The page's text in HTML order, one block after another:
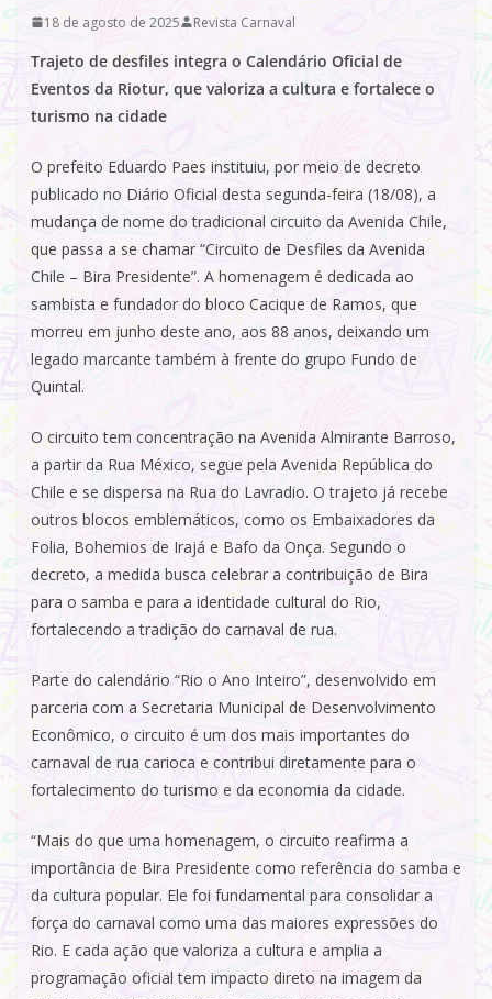
18 de agosto de 2025 Revista Carnaval
Trajeto de desfiles integra o Calendário Oficial de
Eventos da Riotur, que valoriza a cultura e fortalece o
turismo na cidade
O prefeito Eduardo Paes instituiu, por meio de decreto
publicado no Diário Oficial desta segunda-feira (18/08), a
mudança de nome do tradicional circuito da Avenida Chile,
que passa a se chamar “Circuito de Desfiles da Avenida
Chile – Bira Presidente”. A homenagem é dedicada ao
sambista e fundador do bloco Cacique de Ramos, que
morreu em junho deste ano, aos 88 anos, deixando um
legado marcante também à frente do grupo Fundo de
Quintal.
O circuito tem concentração na Avenida Almirante Barroso,
a partir da Rua México, segue pela Avenida República do
Chile e se dispersa na Rua do Lavradio. O trajeto já recebe
outros blocos emblemáticos, como os Embaixadores da
Folia, Bohemios de Irajá e Bafo da Onça. Segundo o
decreto, a medida busca celebrar a contribuição de Bira
para o samba e para a identidade cultural do Rio,
fortalecendo a tradição do carnaval de rua.
Parte do calendário “Rio o Ano Inteiro”, desenvolvido em
parceria com a Secretaria Municipal de Desenvolvimento
Econômico, o circuito é um dos mais importantes do
carnaval de rua carioca e contribui diretamente para o
fortalecimento do turismo e da economia da cidade.
“Mais do que uma homenagem, o circuito reafirma a
importância de Bira Presidente como referência do samba e
da cultura popular. Ele foi fundamental para consolidar a
força do carnaval como uma das maiores expressões do
Rio. E cada ação que valoriza a cultura e amplia a
programação oficial tem impacto direto na imagem da